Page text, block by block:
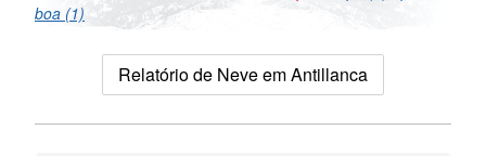
boa (1)
Relatório de Neve em Antillanca